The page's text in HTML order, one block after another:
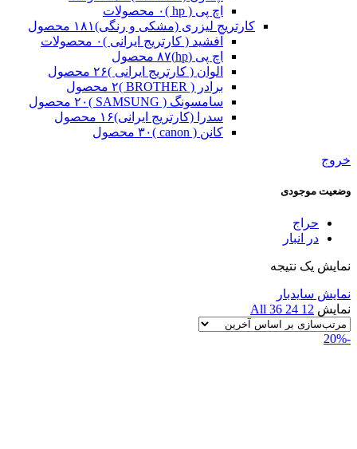
اچ پی ( hp )
۰ محصولات
کارتریج لیزری (مشکی و رنگی)۱۸۱ محصول
آفشید ( کارتریج ایرانی )۰ محصولات
اچ پی (hp)
۸۷ محصول
الوان ( کارتریج ایرانی )۲۶ محصول
برادر ( BROTHER )
۲ محصول
سامسونگ ( SAMSUNG )
۲۰ محصول
سدرا (کارتریج ایرانی)۱۶ محصول
کانن ( canon )
۳۰ محصول
خروج
وضعیت موجودی
حراج
در انبار
نمایش یک نتیجه
نمایش سایدبار
نمایش 12
24
36
All
-20%